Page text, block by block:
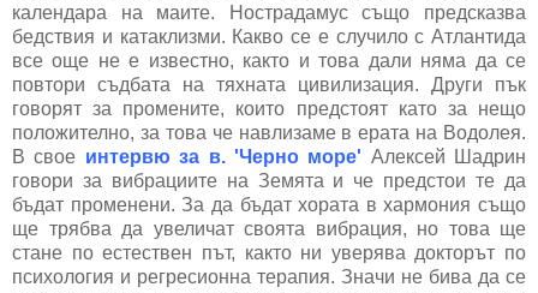
календара на маите. Нострадамус също предсказва
бедствия и катаклизми. Какво се е случило с Атлантида
все още не е известно, както и това дали няма да се
повтори съдбата на тяхната цивилизация. Други пък
говорят за промените, които предстоят като за нещо
положително, за това че навлизаме в ерата на Водолея.
В свое интервю за в. 'Черно море' Алексей Шадрин
говори за вибрациите на Земята и че предстои те да
бъдат променени. За да бъдат хората в хармония също
ще трябва да увеличат своята вибрация, но това ще
стане по естествен път, както ни уверява докторът по
психoлогия и регресионна терапия. Значи не бива да се